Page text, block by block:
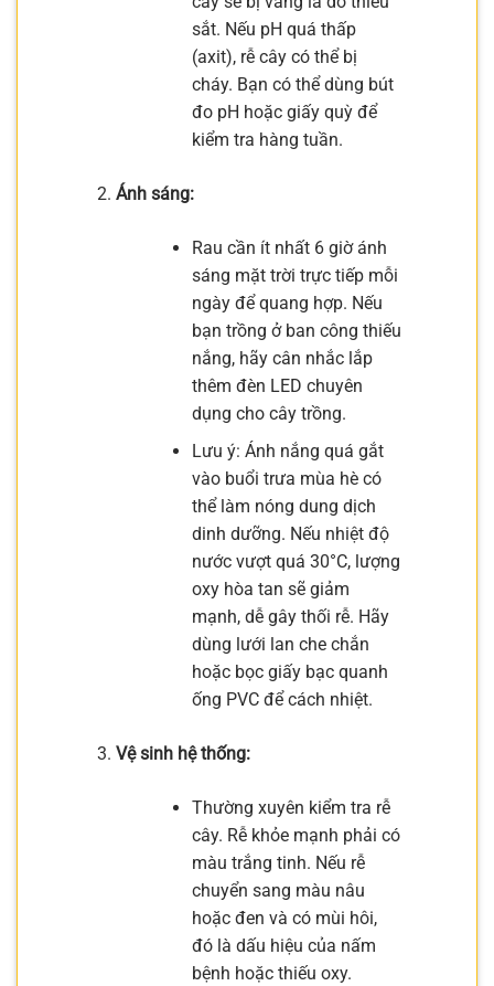
sắt. Nếu pH quá thấp
(axit), rễ cây có thể bị
cháy. Bạn có thể dùng bút
đo pH hoặc giấy quỳ để
kiểm tra hàng tuần.
Ánh sáng:
Rau cần ít nhất 6 giờ ánh
sáng mặt trời trực tiếp mỗi
ngày để quang hợp. Nếu
bạn trồng ở ban công thiếu
nắng, hãy cân nhắc lắp
thêm đèn LED chuyên
dụng cho cây trồng.
Lưu ý: Ánh nắng quá gắt
vào buổi trưa mùa hè có
thể làm nóng dung dịch
dinh dưỡng. Nếu nhiệt độ
nước vượt quá 30°C, lượng
oxy hòa tan sẽ giảm
mạnh, dễ gây thối rễ. Hãy
dùng lưới lan che chắn
hoặc bọc giấy bạc quanh
ống PVC để cách nhiệt.
Vệ sinh hệ thống:
Thường xuyên kiểm tra rễ
cây. Rễ khỏe mạnh phải có
màu trắng tinh. Nếu rễ
chuyển sang màu nâu
hoặc đen và có mùi hôi,
đó là dấu hiệu của nấm
bệnh hoặc thiếu oxy.